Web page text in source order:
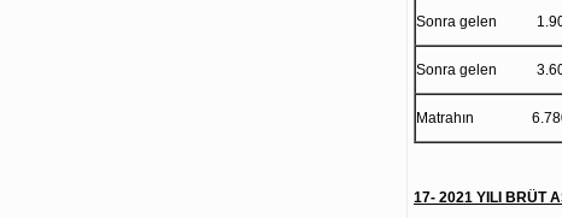
Sonra gelen
Sonra gelen
Matrahın
17- 2021 YILI BRÜT